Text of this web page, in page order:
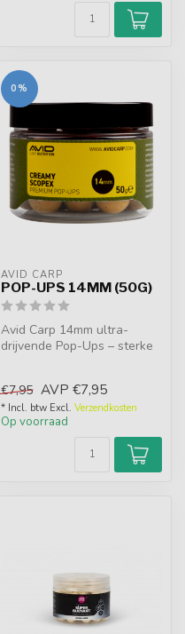
0%
AVID CARP
POP-UPS 14MM (50G)
Avid Carp 14mm ultra-
drijvende Pop-Ups – sterke
€7,95 AVP €7,95
* Incl. btw Excl. Verzendkosten
Op voorraad